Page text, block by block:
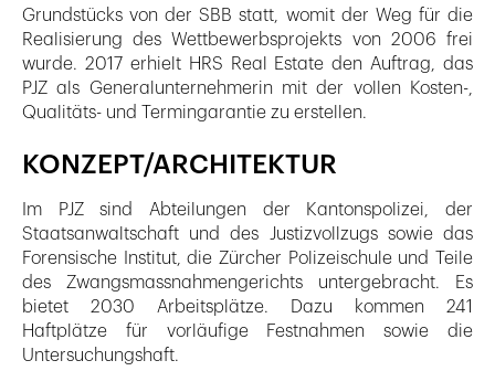
Grundstücks von der SBB statt, womit der Weg für die
Realisierung des Wettbewerbsprojekts von 2006 frei
wurde. 2017 erhielt HRS Real Estate den Auftrag, das
PJZ als Generalunternehmerin mit der vollen Kosten-,
Qualitäts- und Termingarantie zu erstellen.
KONZEPT/ARCHITEKTUR
Im PJZ sind Abteilungen der Kantonspolizei, der
Staatsanwaltschaft und des Justizvollzugs sowie das
Forensische Institut, die Zürcher Polizeischule und Teile
des Zwangsmassnahmengerichts untergebracht. Es
bietet 2030 Arbeitsplätze. Dazu kommen 241
Haftplätze für vorläufige Festnahmen sowie die
Untersuchungshaft.